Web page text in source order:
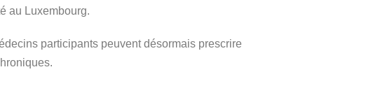
au Luxembourg.
participants peuvent désormais prescrire